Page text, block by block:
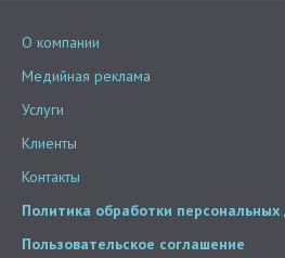
О компании
Медийная реклама
Услуги
Клиенты
Контакты
Политика обработки
Пользовательское соглашение